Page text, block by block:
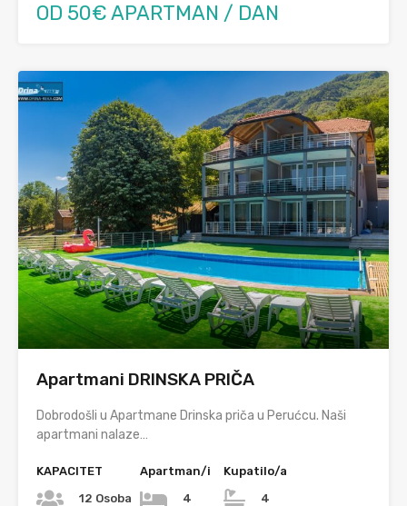
OD 50€ APARTMAN / DAN
Apartmani DRINSKA PRIČA
Dobrodošli u Apartmane Drinska priča u Perućcu. Naši
apartmani nalaze…
KAPACITET
12 Osoba
Apartman/i
4
Kupatilo/a
4